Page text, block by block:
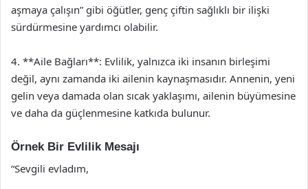
aşmaya çalışın” gibi öğütler, genç çiftin sağlıklı bir ilişki
sürdürmesine yardımcı olabilir.
4. **Aile Bağları**: Evlilik, yalnızca iki insanın birleşimi
değil, aynı zamanda iki ailenin kaynaşmasıdır. Annenin, yeni
gelin veya damada olan sıcak yaklaşımı, ailenin büyümesine
ve daha da güçlenmesine katkıda bulunur.
Örnek Bir Evlilik Mesajı
“Sevgili evladım,